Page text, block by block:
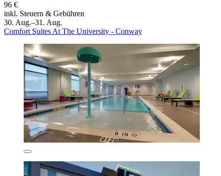
96 €
inkl. Steuern & Gebühren
30. Aug.–31. Aug.
Comfort Suites At The University - Conway